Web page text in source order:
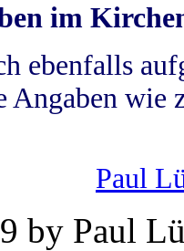
im
ebenfalls
Angaben wie
Paul
by Paul